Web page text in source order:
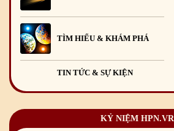
TÌM HIỂU & KHÁM PHÁ
TIN TỨC & SỰ KIỆN
KỶ NIỆM HPN.VR